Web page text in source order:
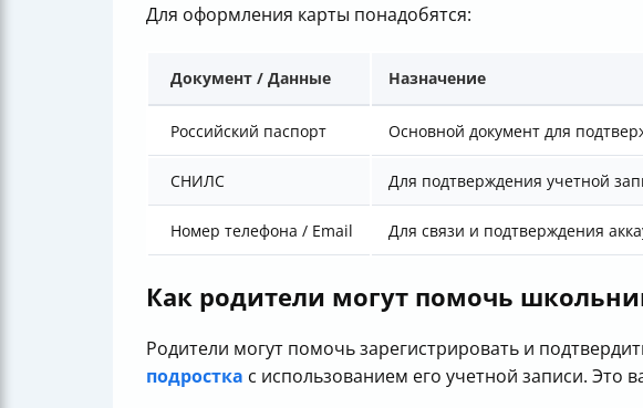
Для оформления карты понадобятся:
Документ / Данные Назначение
Российский паспорт Основной документ для
СНИЛС Для подтверждения учетной
Номер телефона / Email Для связи и подтверждения
Как родители могут помочь
Родители могут помочь зарегистрировать и
подростка с использованием его учетной записи. Это